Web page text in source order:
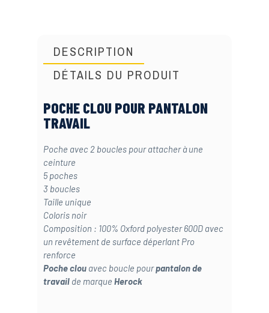
DESCRIPTION
DÉTAILS DU PRODUIT
POCHE CLOU POUR PANTALON
TRAVAIL
Poche avec 2 boucles pour attacher à une
ceinture
5 poches
3 boucles
Taille unique
Coloris noir
Composition : 100% Oxford polyester 600D avec
un revêtement de surface déperlant Pro
renforce
Poche clouavec boucle pourpantalon de
travailde marque Herock